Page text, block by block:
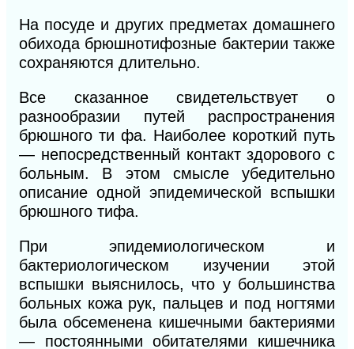
На посуде и других предметах домашнего
обихода брюшнотифозные бактерии также
сохраняются длительно.
Все сказанное свидетельствует о
разнообразии путей распространения
брюшного ти фа. Наиболее короткий путь
— непосредственный контакт здорового с
больным. В этом смысле убедительно
описание одной эпидемической вспышки
брюшного тифа.
При эпидемиологическом и
бактериологическом изучении этой
вспышки выяснилось, что у большинства
больных кожа рук, пальцев и под ногтями
была обсеменена кишечными бактериями
— постоянными обитателями кишечника